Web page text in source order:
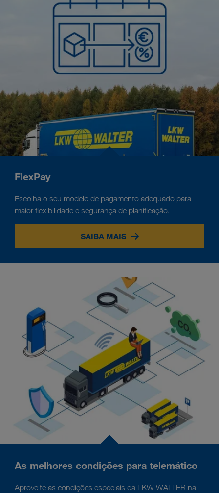
FlexPay
Escolha o seu modelo de pagamento adequado para
maior flexibilidade e segurança de planificação.
SAIBA MAIS
As melhores condições para telemático
Aproveite as condições especiais da LKW WALTER na